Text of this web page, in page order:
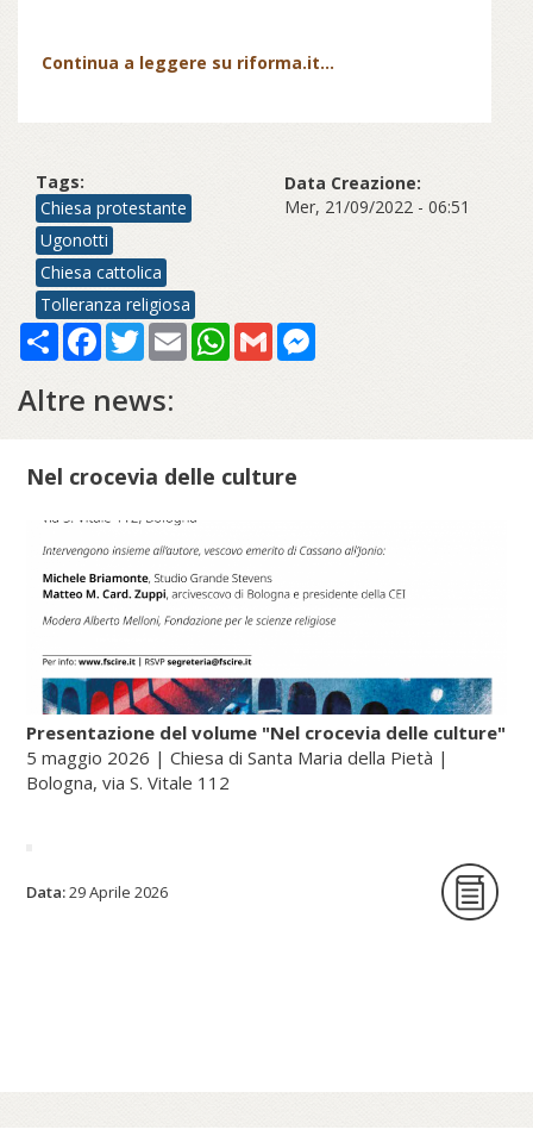
Continua a leggere su riforma.it...
Tags:
Chiesa protestante
Ugonotti
Chiesa cattolica
Tolleranza religiosa
Data Creazione:
Mer, 21/09/2022 - 06:51
Share Facebook
TwitterEmail WhatsApp
Gmail
Altre news:
Nel crocevia delle culture
Presentazione del volume "Nel crocevia delle culture"
5 maggio 2026 | Chiesa di Santa Maria della Pietà |
Bologna, via S. Vitale 112
lieta di ospitare la presentazione del
Data:29 Aprile 2026